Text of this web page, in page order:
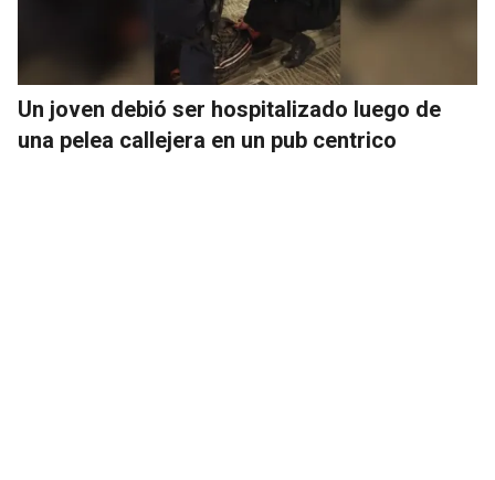
Un joven debió ser hospitalizado luego de
una pelea callejera en un pub centrico